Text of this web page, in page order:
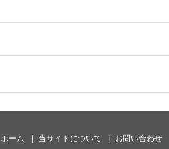
ホーム 当サイトについて お問い合わせ